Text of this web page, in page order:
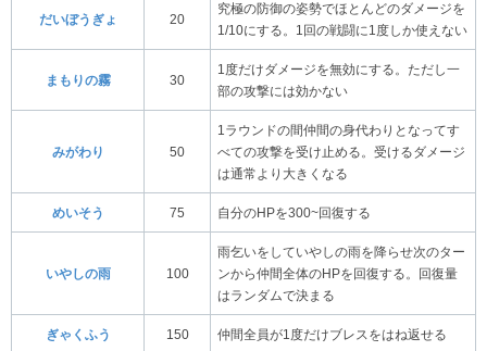
だいぼうぎょ 20
究極の防御の姿勢でほとんどのダメージを
1/10にする。1回の戦闘に1度しか使えない
まもりの霧 30
1度だけダメージを無効にする。ただし一
部の攻撃には効かない
みがわり 50
1ラウンドの間仲間の身代わりとなってす
べての攻撃を受け止める。受けるダメージ
は通常より大きくなる
めいそう 75 自分のHPを300~回復する
いやしの雨 100
雨乞いをしていやしの雨を降らせ次のター
ンから仲間全体のHPを回復する。回復量
はランダムで決まる
ぎゃくふう 150 仲間全員が1度だけブレスをはね返せる